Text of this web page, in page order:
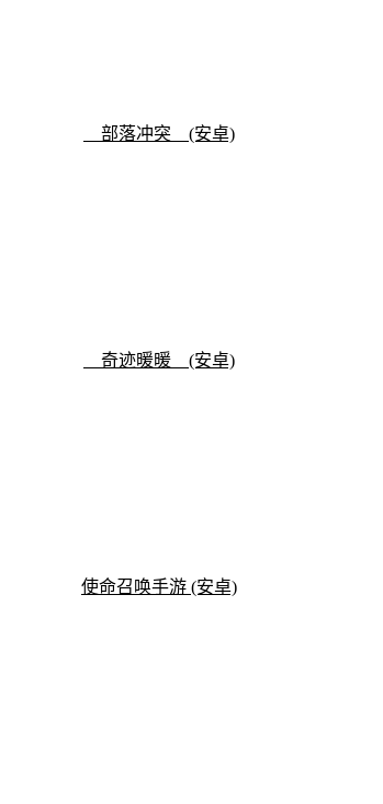
部落冲突 (安卓)
奇迹暖暖 (安卓)
使命召唤手游 (安卓)